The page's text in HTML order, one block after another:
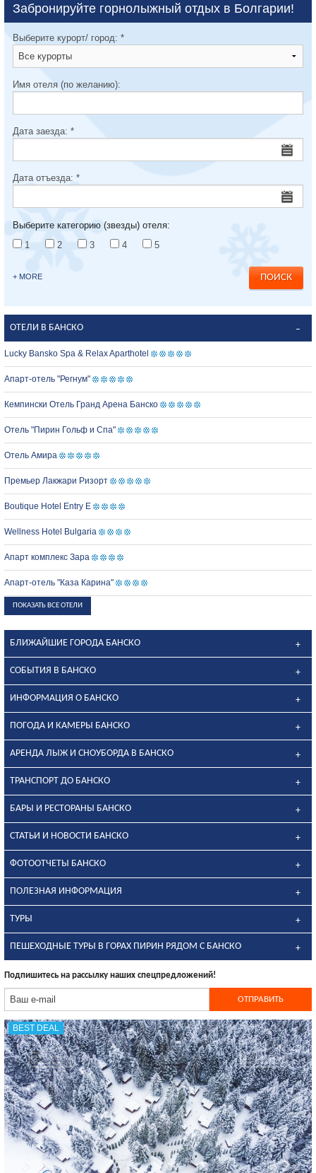
Забронируйте горнолыжный отдых в Болгарии!
Выберите курорт/ город: *
Имя отеля (по желанию):
Дата заезда: *
Дата отъезда: *
Выберите категорию (звезды) отеля:
1
2 3 4 5
+ MORE
ОТЕЛИ В БАНСКО
Lucky Bansko Spa & Relax Aparthotel
Апарт-отель "Регнум"
Кемпински Отель Гранд Арена Банско
Отель "Пирин Гольф и Спа"
Отель Амира
Премьер Лакжари Ризорт
Boutique Hotel Entry E
Wellness Hotel Bulgaria
Апарт комплекс Зара
Апарт-отель "Каза Карина"
ПОКАЗАТЬ ВСЕ ОТЕЛИ
БЛИЖАЙШИЕ ГОРОДА БАНСКО
СОБЫТИЯ В БАНСКО
ИНФОРМАЦИЯ О БАНСКО
ПОГОДА И КАМЕРЫ БАНСКО
АРЕНДА ЛЫЖ И СНОУБОРДА В БАНСКО
ТРАНСПОРТ ДО БАНСКО
БАРЫ И РЕСТОРАНЫ БАНСКО
СТАТЬИ И НОВОСТИ БАНСКО
ФОТООТЧЕТЫ БАНСКО
ПОЛЕЗНАЯ ИНФОРМАЦИЯ
ТУРЫ
ПЕШЕХОДНЫЕ ТУРЫ В ГОРАХ ПИРИН РЯДОМ С БАНСКО
Подпишитесь на рассылку наших спецпредложений!
BEST DEAL